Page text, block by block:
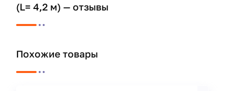
(L= 4,2 м) — отзывы
Похожие товары